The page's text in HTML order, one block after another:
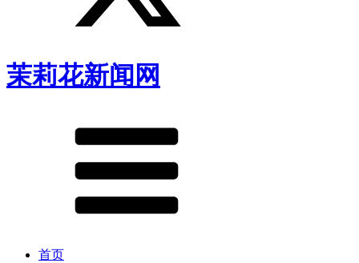
茉莉花新闻网
首页